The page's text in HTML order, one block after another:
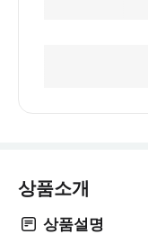
상품소개
상품설명